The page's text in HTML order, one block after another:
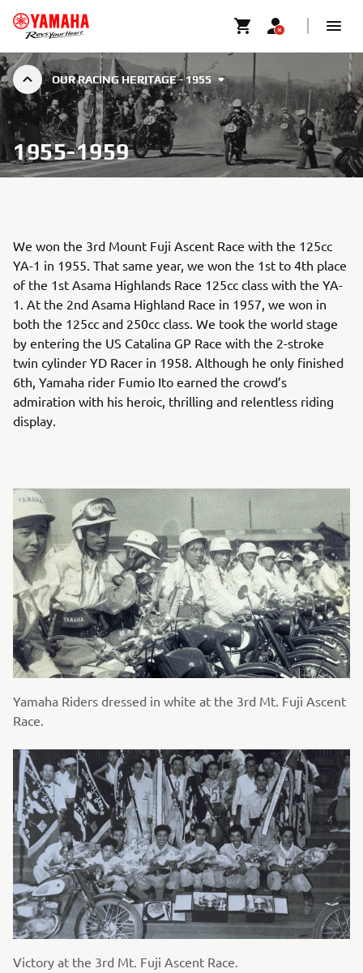
OUR RACING HERITAGE - 1955
1955-1959
We won the 3rd Mount Fuji Ascent Race with the 125cc
YA-1 in 1955. That same year, we won the 1st to 4th place
of the 1st Asama Highlands Race 125cc class with the YA-
1. At the 2nd Asama Highland Race in 1957, we won in
both the 125cc and 250cc class. We took the world stage
by entering the US Catalina GP Race with the 2-stroke
twin cylinder YD Racer in 1958. Although he only finished
6th, Yamaha rider Fumio Ito earned the crowd’s
admiration with his heroic, thrilling and relentless riding
display.
Yamaha Riders dressed in white at the 3rd Mt. Fuji Ascent
Race.
Victory at the 3rd Mt. Fuji Ascent Race.